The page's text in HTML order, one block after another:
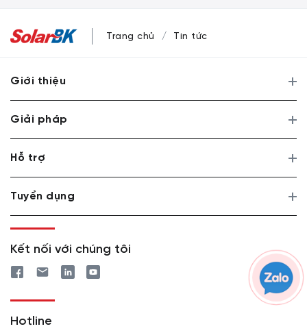
Trang chủ Tin tức
Giới thiệu
Giải pháp
Hỗ trợ
Tuyển dụng
Kết nối với chúng tôi
Hotline